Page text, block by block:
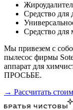
Средство для
Средство для
Мы привезем с
пылесос фирмы
аппарат для
ПРОСЬБЕ.
→ Рассчитать